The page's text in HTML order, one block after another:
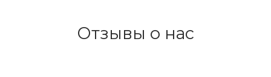
Отзывы о нас